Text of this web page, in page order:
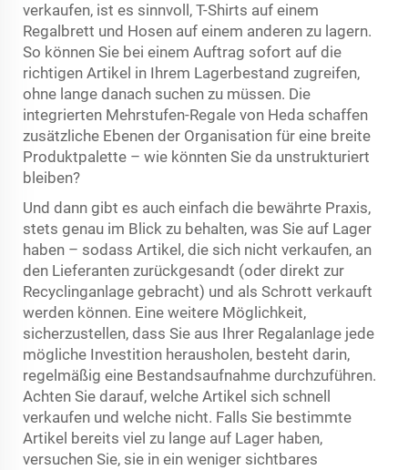
verkaufen, ist es sinnvoll, T-Shirts auf einem
Regalbrett und Hosen auf einem anderen zu lagern.
So können Sie bei einem Auftrag sofort auf die
richtigen Artikel in Ihrem Lagerbestand zugreifen,
ohne lange danach suchen zu müssen. Die
integrierten Mehrstufen-Regale von Heda schaffen
zusätzliche Ebenen der Organisation für eine breite
Produktpalette – wie könnten Sie da unstrukturiert
bleiben?
Und dann gibt es auch einfach die bewährte Praxis,
stets genau im Blick zu behalten, was Sie auf Lager
haben – sodass Artikel, die sich nicht verkaufen, an
den Lieferanten zurückgesandt (oder direkt zur
Recyclinganlage gebracht) und als Schrott verkauft
werden können. Eine weitere Möglichkeit,
sicherzustellen, dass Sie aus Ihrer Regalanlage jede
mögliche Investition herausholen, besteht darin,
regelmäßig eine Bestandsaufnahme durchzuführen.
Achten Sie darauf, welche Artikel sich schnell
verkaufen und welche nicht. Falls Sie bestimmte
Artikel bereits viel zu lange auf Lager haben,
versuchen Sie, sie in ein weniger sichtbares